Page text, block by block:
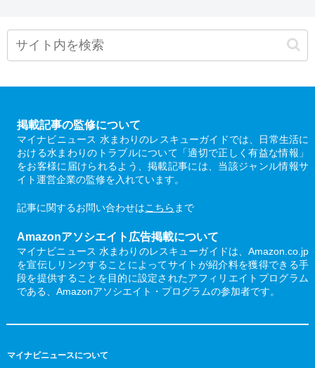
掲載記事の監修について
マイナビニュース 水まわりのレスキューガイドでは、日常生活に
おける水まわりのトラブルについて「適切で正しく有益な情報」
をお客様に届けられるよう、掲載記事には、当該ジャンル情報サ
イト運営企業の監修を入れています。
記事に関するお問い合わせはこちら まで
Amazonアソシエイト広告掲載について
マイナビニュース 水まわりのレスキューガイドは、Amazon.co.jp
を宣伝しリンクすることによってサイトが紹介料を獲得できる手
段を提供することを目的に設定されたアフィリエイトプログラム
である、Amazonアソシエイト・プログラムの参加者です。
マイナビニュースについて